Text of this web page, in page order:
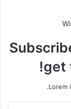
get
Lorem